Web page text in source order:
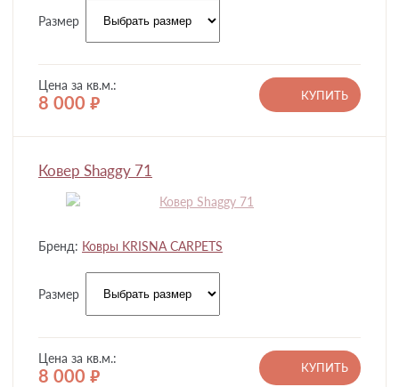
Размер
Цена за кв.м.:
8 000 руб.
КУПИТЬ
Ковер Shaggy 71
Бренд: Ковры KRISNA CARPETS
Размер
Цена за кв.м.:
8 000 руб.
КУПИТЬ